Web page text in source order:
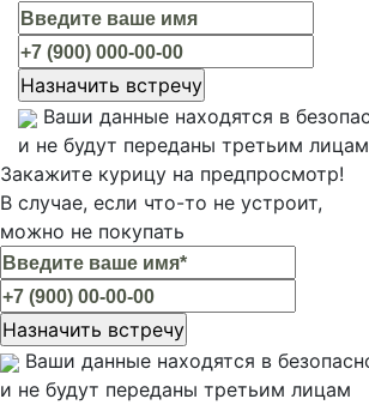
Ваши данные находятся в
и не будут переданы третьим лицам
Закажите курицу на предпросмотр!
В случае, если что-то не устроит,
можно не покупать
Ваши данные находятся в
и не будут переданы третьим лицам